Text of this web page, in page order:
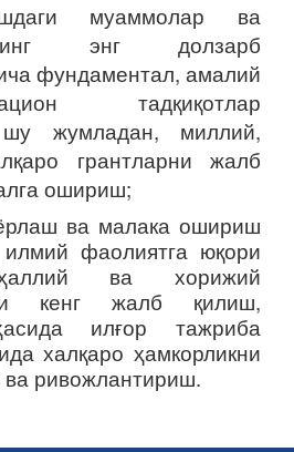
муаммолар ва
энг долзарб
фундаментал, амалий
тадқиқотлар
шу жумладан, миллий,
грантларни жалб
ошириш;
ва малака ошириш
фаолиятга юқори
ва хорижий
кенг жалб қилиш,
илғор тажриба
халқаро ҳамкорликни
ва ривожлантириш.